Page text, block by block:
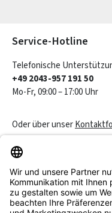
Service-Hotline
Telefonische
+49 2043-957 191 50
Mo-Fr, 09:00 – 17:00 Uhr
Oder über unser
Service & Beratung